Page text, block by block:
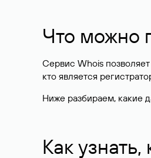
Что можно
Сервис Whois
кто является
Ниже разбираем, какие
Как